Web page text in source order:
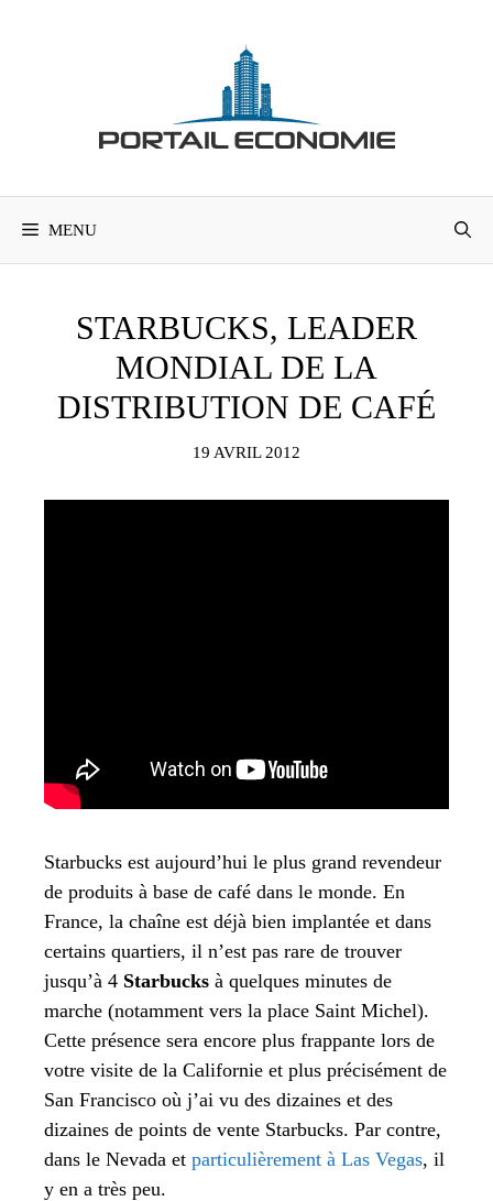
MENU
STARBUCKS, LEADER
MONDIAL DE LA
DISTRIBUTION DE CAFÉ
19 AVRIL 2012
Starbucks est aujourd’hui le plus grand revendeur
de produits à base de café dans le monde. En
France, la chaîne est déjà bien implantée et dans
certains quartiers, il n’est pas rare de trouver
jusqu’à 4 Starbucks à quelques minutes de
marche (notamment vers la place Saint Michel).
Cette présence sera encore plus frappante lors de
votre visite de la Californie et plus précisément de
San Francisco où j’ai vu des dizaines et des
dizaines de points de vente Starbucks. Par contre,
dans le Nevada et particulièrement à Las Vegas, il
y en a très peu.